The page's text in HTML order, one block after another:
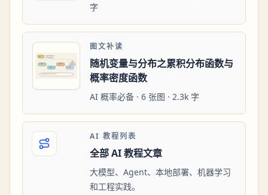
字
图文补读
随机变量与分布之累积分布函数与
概率密度函数
AI 概率必备 · 6 张图 · 2.3k 字
AI 教程列表
全部 AI 教程文章
大模型、Agent、本地部署、机器学习
和工程实践。